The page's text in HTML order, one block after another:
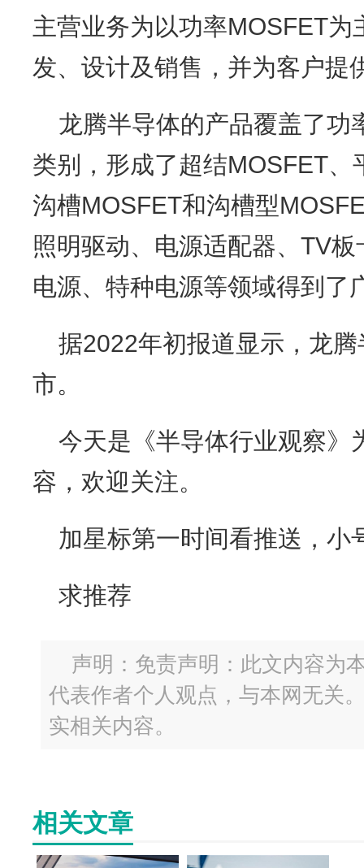
主营业务为以功率MOSFET
发、设计及销售，并为客户提
龙腾半导体的产品覆盖了功
类别，形成了超结MOSFET
沟槽MOSFET和沟槽型
照明驱动、电源适配器、TV
电源、特种电源等领域得到了
据2022年初报道显示，龙
市。
今天是《半导体行业观察》
容，欢迎关注。
加星标第一时间看推送，小
求推荐
声明：免责声明：此文内容为
代表作者个人观点，与本网无关
实相关内容。
相关文章